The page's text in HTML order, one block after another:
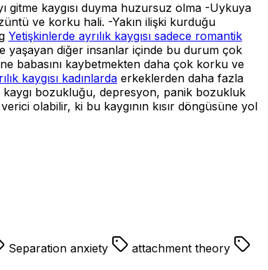
gitme kaygısı duyma huzursuz olma -Uykuya
ve korku hali. -Yakın ilişki kurduğu
Yetişkinlerde ayrılık kaygısı sadece romantik
yaşayan diğer insanlar içinde bu durum çok
babasını kaybetmekten daha çok korku ve
kaygısı kadınlarda erkeklerden daha fazla
kaygı bozukluğu, depresyon, panik bozukluk
olabilir, ki bu kaygının kısır döngüsüne yol
Separation anxiety
attachment theory